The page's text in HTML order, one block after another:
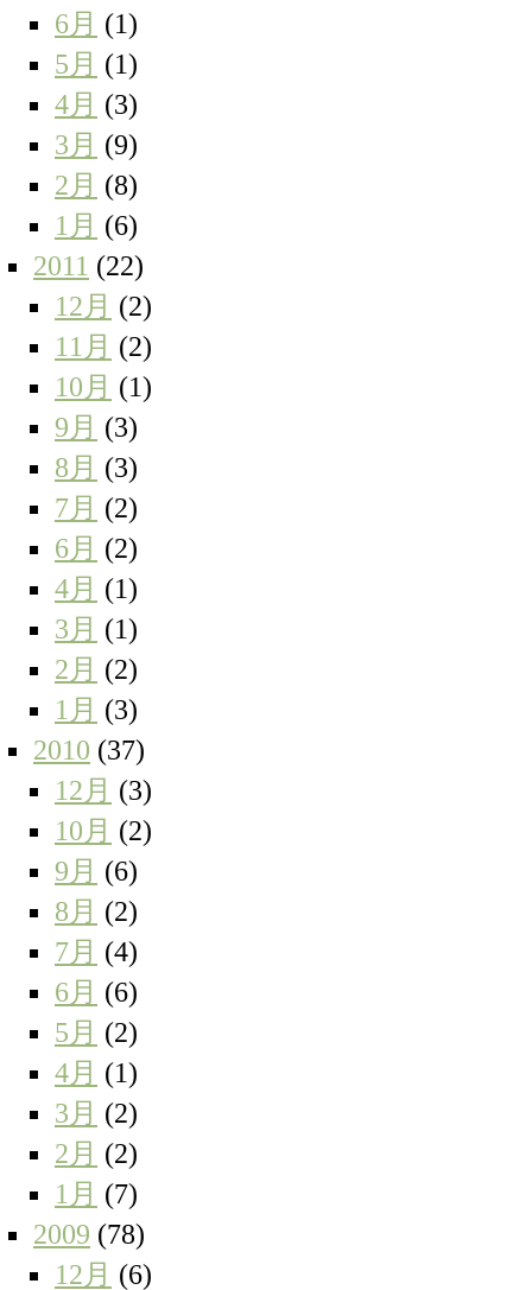
6月 (1)
5月 (1)
4月 (3)
3月 (9)
2月 (8)
1月 (6)
2011 (22)
12月 (2)
11月 (2)
10月 (1)
9月 (3)
8月 (3)
7月 (2)
6月 (2)
4月 (1)
3月 (1)
2月 (2)
1月 (3)
2010 (37)
12月 (3)
10月 (2)
9月 (6)
8月 (2)
7月 (4)
6月 (6)
5月 (2)
4月 (1)
3月 (2)
2月 (2)
1月 (7)
2009 (78)
12月 (6)